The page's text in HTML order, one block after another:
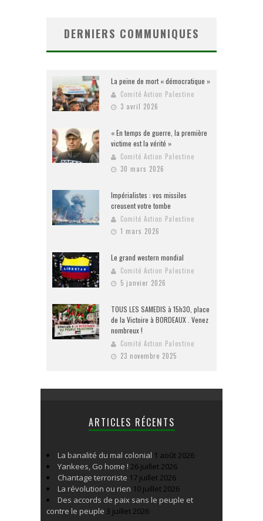
DERNIERS COMMUNIQUES
La peine de mort « démocratique »
Comité Action Palestine
3 avril 2026
« En temps de guerre, la première
victime est la vérité »
Comité Action Palestine
30 mars 2026
Impérialistes : vos missiles
creusent votre tombe
Comité Action Palestine
1 mars 2026
Le grand western mondial
Comité Action Palestine
5 janvier 2026
TOUS LES SAMEDIS à 15h30, place
de la Victoire à BORDEAUX . Venez
nombreux !
Comité Action Palestine
23 novembre 2025
ARTICLES RÉCENTS
La banalité du mal colonial 1 août 2026
Yankees, Go home ! 26 juillet 2026
Chantage terroriste 17 juillet 2026
La révolution ou rien 10 juillet 2026
Des accords de paix sans le peuple et
contre le peuple 3 juillet 2026